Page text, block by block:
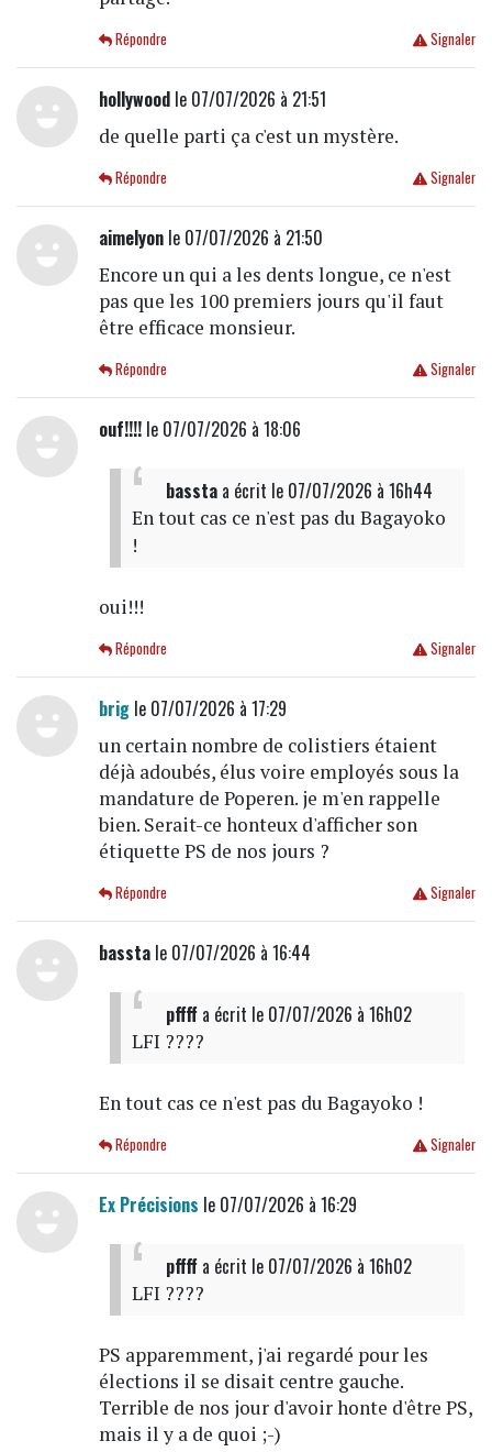
Signaler
Répondre
hollywoodle 07/07/2026 à 21:51
de quelle parti ça c'est un mystère.
Signaler
Répondre
aimelyonle 07/07/2026 à 21:50
Encore un qui a les dents longue, ce n'est
pas que les 100 premiers jours qu'il faut
être efficace monsieur.
Signaler
Répondre
ouf!!!!le 07/07/2026 à 18:06
basstaa écrit le 07/07/2026 à 16h44
En tout cas ce n'est pas du Bagayoko
!
oui!!!
Signaler
Répondre
brigle 07/07/2026 à 17:29
un certain nombre de colistiers étaient
déjà adoubés, élus voire employés sous la
mandature de Poperen. je m'en rappelle
bien. Serait-ce honteux d'afficher son
étiquette PS de nos jours ?
Signaler
Répondre
basstale 07/07/2026 à 16:44
pffffa écrit le 07/07/2026 à 16h02
LFI ????
En tout cas ce n'est pas du Bagayoko !
Signaler
Répondre
Ex Précisions le 07/07/2026 à 16:29
pffffa écrit le 07/07/2026 à 16h02
LFI ????
PS apparemment, j'ai regardé pour les
élections il se disait centre gauche.
Terrible de nos jour d'avoir honte d'être PS,
mais il y a de quoi ;-)